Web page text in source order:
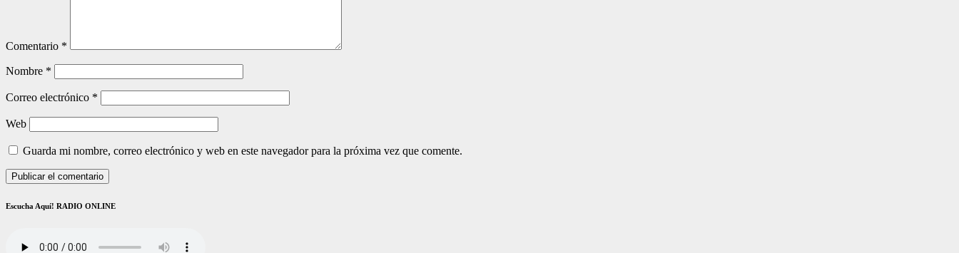
Comentario *
Nombre *
Correo electrónico *
Web
Guarda mi nombre, correo electrónico y web en este navegador para la próxima vez que comente.
Escucha Aquí! RADIO ONLINE